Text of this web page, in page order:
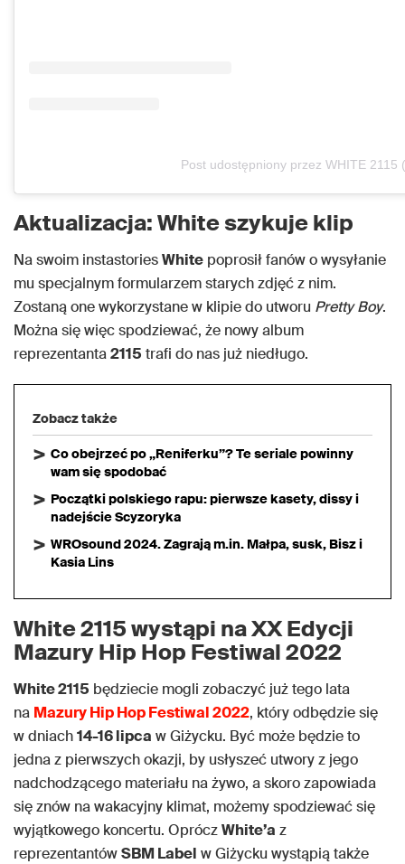
Post udostępniony przez WHITE 2115
Aktualizacja: White szykuje klip
Na swoim instastoriesWhite poprosił fanów o wysyłanie
mu specjalnym formularzem starych zdjęć z nim.
Zostaną one wykorzystane w klipie do utworu Pretty Boy.
Można się więc spodziewać, że nowy album
reprezentanta2115 trafi do nas już niedługo.
Zobacz także
Co obejrzeć po „Reniferku”? Te seriale powinny
wam się spodobać
Początki polskiego rapu: pierwsze kasety, dissy i
nadejście Scyzoryka
WROsound 2024. Zagrają m.in. Małpa, susk, Bisz i
Kasia Lins
White 2115 wystąpi na XX Edycji
Mazury Hip Hop Festiwal 2022
White 2115 będziecie mogli zobaczyć już tego lata
na Mazury Hip Hop Festiwal 2022, który odbędzie się
w dniach14-16 lipca w Giżycku. Być może będzie to
jedna z pierwszych okazji, by usłyszeć utwory z jego
nadchodzącego materiału na żywo, a skoro zapowiada
się znów na wakacyjny klimat, możemy spodziewać się
wyjątkowego koncertu. OpróczWhite’a z
reprezentantówSBM Label w Giżycku wystąpią także